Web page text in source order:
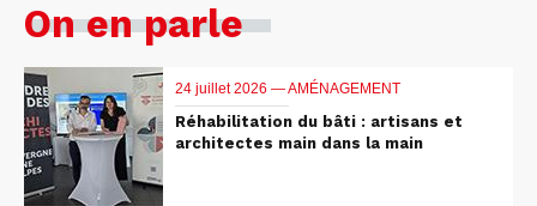
On en parle
24 juillet 2026 —AMÉNAGEMENT
Réhabilitation du bâti : artisans et
architectes main dans la main